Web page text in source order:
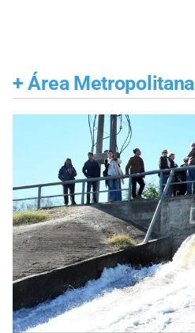
+ Área Metropolitana